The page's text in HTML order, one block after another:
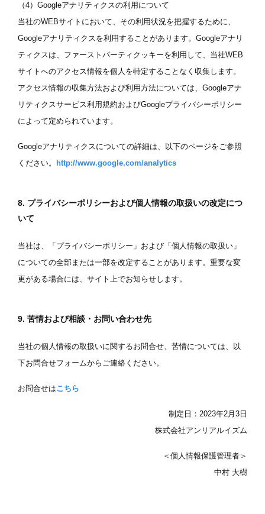
（4）Googleアナリティクスの利用について
当社のWEBサイトにおいて、その利用状況を把握するために、
Googleアナリティクスを利用することがあります。Googleアナリ
ティクスは、ファーストパーティクッキーを利用して、当社WEB
サイトへのアクセス情報を個人を特定することなく収集します。
アクセス情報の収集方法および利用方法については、Googleアナ
リティクスサービス利用規約およびGoogleプライバシーポリシー
によって定められています。
Googleアナリティクスについての詳細は、以下のページをご参照
ください。
http://www.google.com/analytics
8. プライバシーポリシーおよび個人情報の取扱いの改定につ
いて
当社は、「プライバシーポリシー」および「個人情報の取扱い」
についての全部または一部を改定することがあります。重要な変
更がある場合には、サイト上でお知らせします。
9. 苦情および相談・お問い合わせ先
当社の個人情報の取扱いに関するお問合せ、苦情については、以
下お問合せフォームからご連絡ください。
お問合せはこちら
制定日：2023年2月3日
株式会社アンリアルイズム
＜個人情報保護管理者＞
中村 大樹